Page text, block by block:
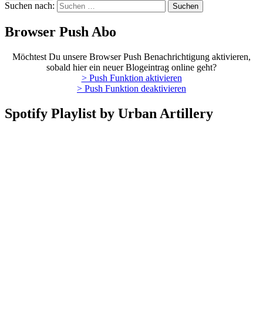
Suchen nach:
Browser Push Abo
Möchtest Du unsere Browser Push Benachrichtigung aktivieren,
sobald hier ein neuer Blogeintrag online geht?
> Push Funktion aktivieren
> Push Funktion deaktivieren
Spotify Playlist by Urban Artillery